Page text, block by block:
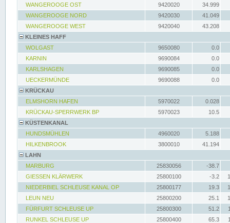
WANGEROOGE OST
9420020
34.999
WANGEROOGE NORD
9420030
41.049
WANGEROOGE WEST
9420040
43.208
KLEINES HAFF
WOLGAST
9650080
0.0
KARNIN
9690084
0.0
KARLSHAGEN
9690085
0.0
UECKERMÜNDE
9690088
0.0
KRÜCKAU
ELMSHORN HAFEN
5970022
0.028
KRÜCKAU-SPERRWERK BP
5970023
10.5
KÜSTENKANAL
HUNDSMÜHLEN
4960020
5.188
HILKENBROOK
3800010
41.194
LAHN
MARBURG
25830056
-38.7
GIESSEN KLÄRWERK
25800100 -3.2
NIEDERBIEL SCHLEUSE KANAL OP
25800177 19.3
LEUN NEU
25800200 25.1
FÜRFURT SCHLEUSE UP
25800300 51.2
RUNKEL SCHLEUSE UP
25800400 65.3